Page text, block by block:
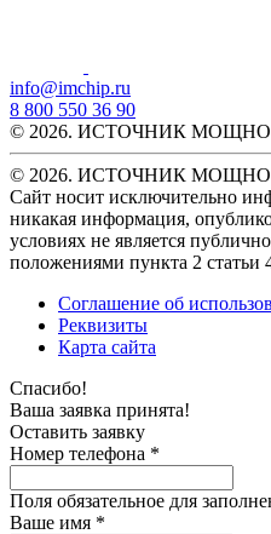
info@imchip.ru
8 800 550 36 90
© 2026. ИСТОЧНИК
© 2026. ИСТОЧНИК
Сайт носит исключительно
никакая информация,
условиях не является
положениями пункта 2
Соглашение об
Реквизиты
Карта сайта
Спасибо!
Ваша заявка принята!
Оставить заявку
Номер телефона *
Поля обязательное для
Ваше имя *